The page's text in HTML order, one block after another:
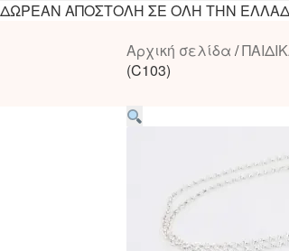
ΔΩΡΕΑΝ ΑΠΟΣΤΟΛΗ ΣΕ ΟΛΗ ΤΗΝ
Αρχική σελίδα /
(C103)